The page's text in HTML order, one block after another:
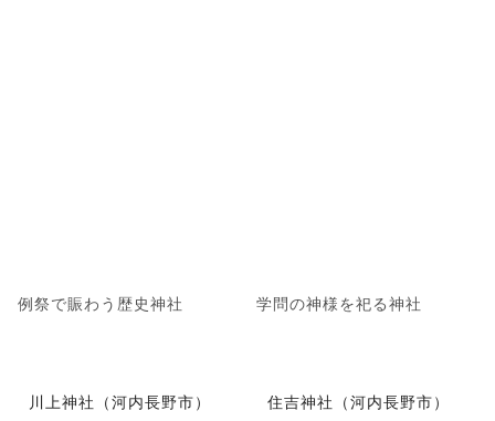
例祭で賑わう歴史神社 学問の神様を祀る神社
川上神社（河内長野市） 住吉神社（河内長野市）